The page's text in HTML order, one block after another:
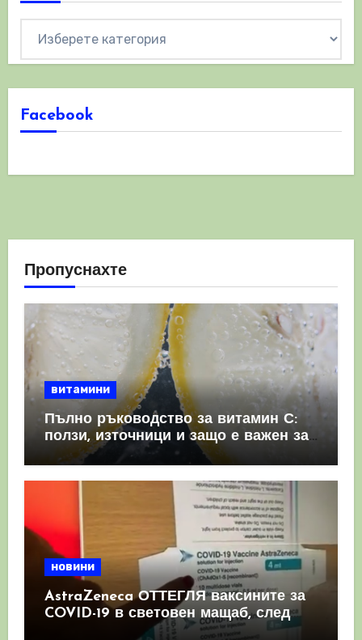
Facebook
Пропуснахте
витамини
Пълно ръководство за витамин С:
ползи, източници и защо е важен за
имунната система
новини
AstraZeneca ОТТЕГЛЯ ваксините за
COVID-19 в световен мащаб, след
като призна, че те причиняват